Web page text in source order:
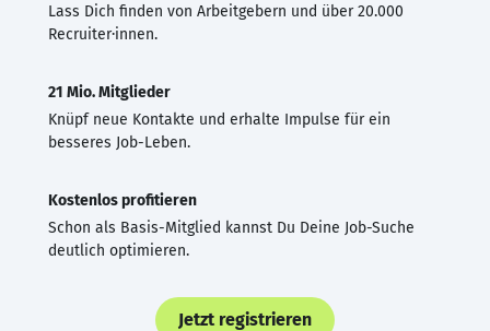
Lass Dich finden von Arbeitgebern und über 20.000
Recruiter·innen.
21 Mio. Mitglieder
Knüpf neue Kontakte und erhalte Impulse für ein
besseres Job-Leben.
Kostenlos profitieren
Schon als Basis-Mitglied kannst Du Deine Job-Suche
deutlich optimieren.
Jetzt registrieren